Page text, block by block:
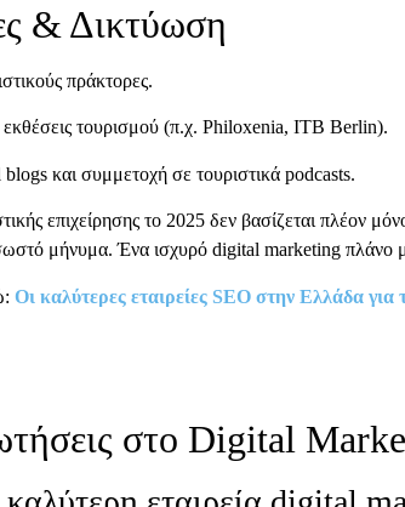
& Δικτύωση
πράκτορες.
τουρισμού (π.χ. Philoxenia, ITB Berlin).
και συμμετοχή σε τουριστικά podcasts.
επιχείρησης το 2025 δεν βασίζεται πλέον
μήνυμα. Ένα ισχυρό digital marketing πλάνο
Οι καλύτερες εταιρείες SEO στην Ελλάδα για
στο Digital